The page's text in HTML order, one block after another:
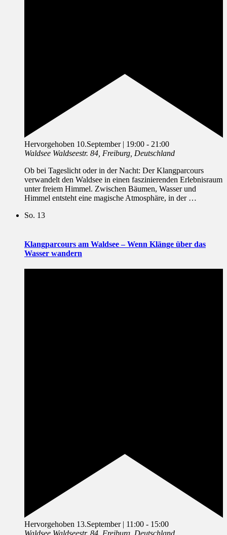
Hervorgehoben 10.September | 19:00 - 21:00
Waldsee Waldseestr. 84, Freiburg, Deutschland
Ob bei Tageslicht oder in der Nacht: Der Klangparcours
verwandelt den Waldsee in einen faszinierenden Erlebnisraum
unter freiem Himmel. Zwischen Bäumen, Wasser und
Himmel entsteht eine magische Atmosphäre, in der …
So. 13
Klangparcours am Waldsee – Wenn Klänge über das
Wasser wandern
Hervorgehoben 13.September | 11:00 - 15:00